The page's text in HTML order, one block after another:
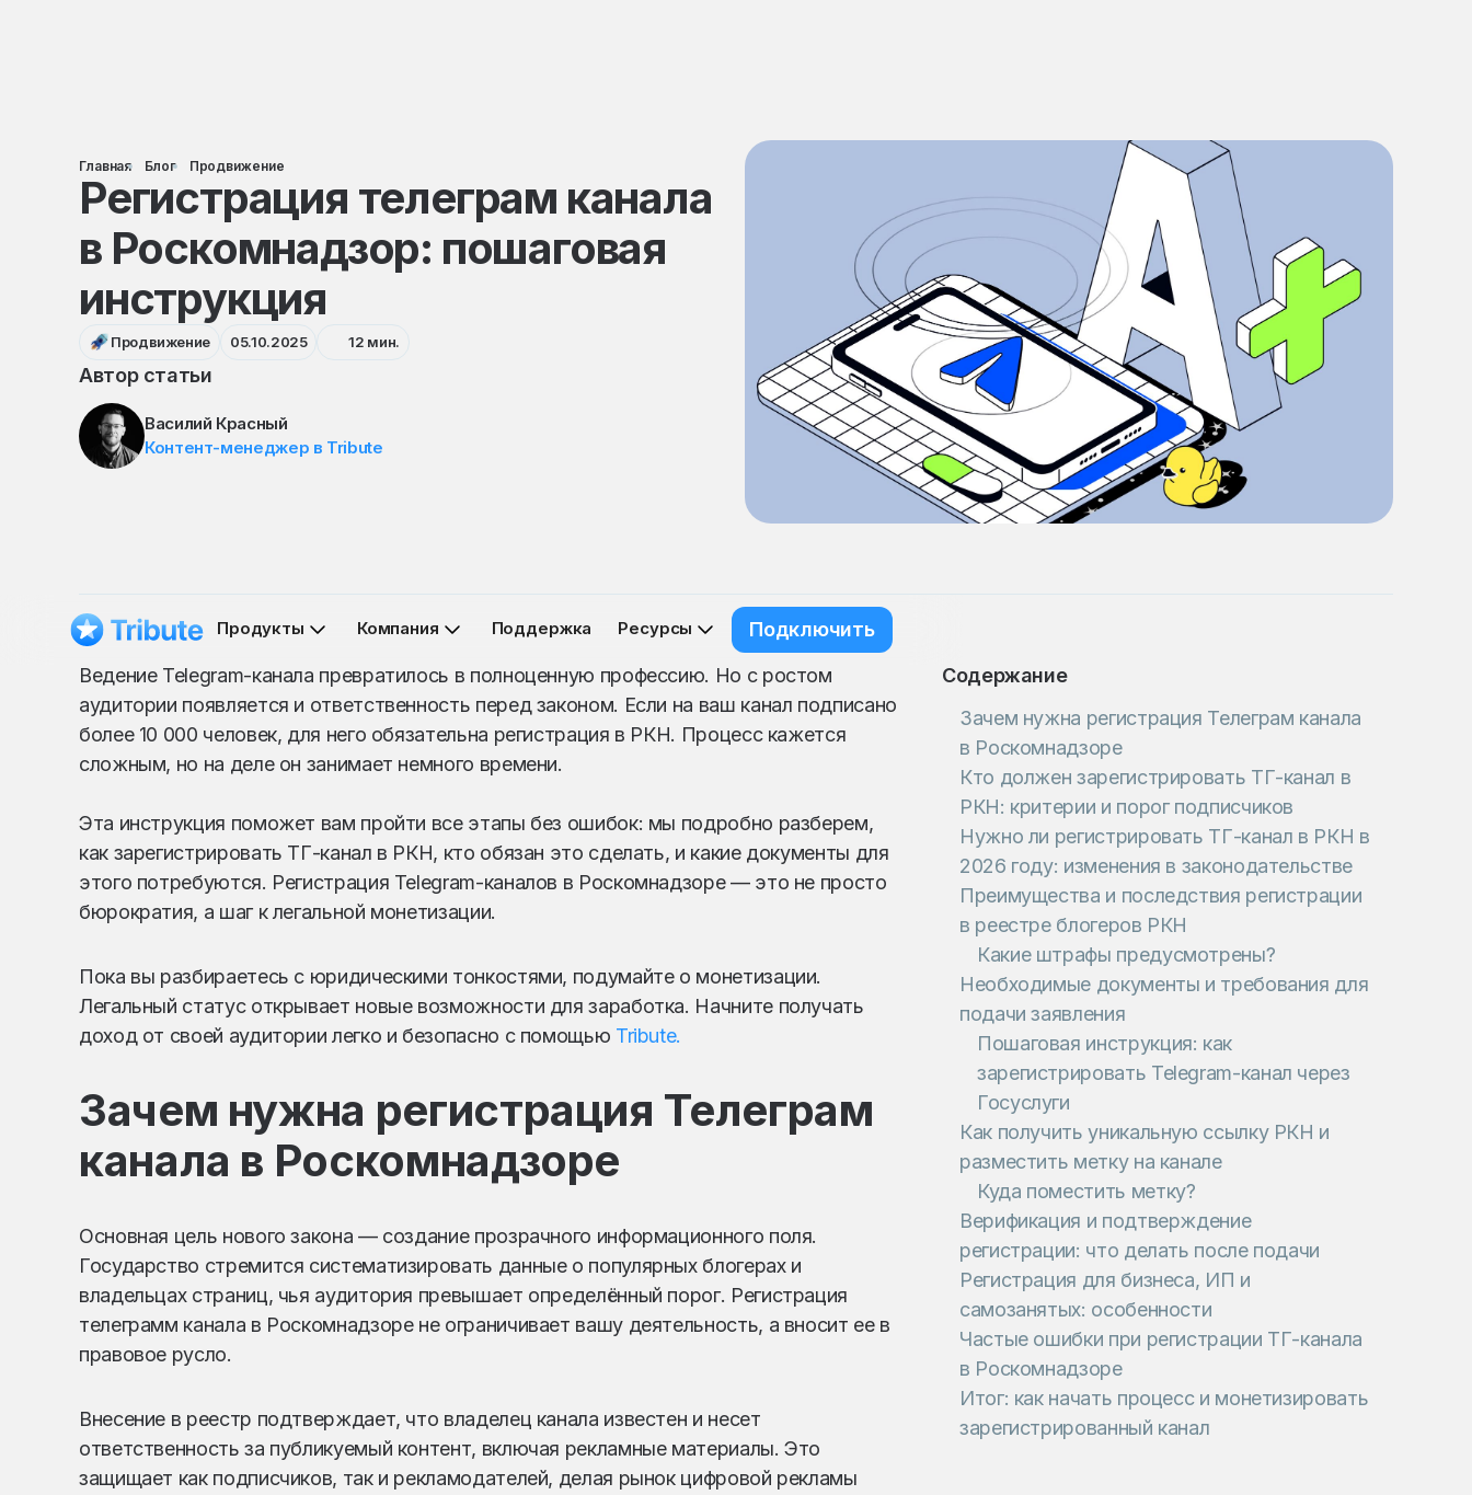
Главная Блог Продвижение
Регистрация телеграм канала
в Роскомнадзор: пошаговая
инструкция
Продвижение 05.10.2025 12 мин.
Автор статьи
Василий Красный
Контент-менеджер в Tribute
Продукты Компания Поддержка Ресурсы
Подключить
Ведение Telegram-канала превратилось в полноценную профессию. Но с ростом
аудитории появляется и ответственность перед законом. Если на ваш канал подписано
более 10 000 человек, для него обязательна регистрация в РКН. Процесс кажется
сложным, но на деле он занимает немного времени.
Эта инструкция поможет вам пройти все этапы без ошибок: мы подробно разберем,
как зарегистрировать ТГ-канал в РКН, кто обязан это сделать, и какие документы для
этого потребуются. Регистрация Telegram-каналов в Роскомнадзоре — это не просто
бюрократия, а шаг к легальной монетизации.
Пока вы разбираетесь с юридическими тонкостями, подумайте о монетизации.
Легальный статус открывает новые возможности для заработка. Начните получать
доход от своей аудитории легко и безопасно с помощью Tribute.
Зачем нужна регистрация Телеграм
канала в Роскомнадзоре
Основная цель нового закона — создание прозрачного информационного поля.
Государство стремится систематизировать данные о популярных блогерах и
владельцах страниц, чья аудитория превышает определённый порог. Регистрация
телеграмм канала в Роскомнадзоре не ограничивает вашу деятельность, а вносит ее в
правовое русло.
Внесение в реестр подтверждает, что владелец канала известен и несет
ответственность за публикуемый контент, включая рекламные материалы. Это
защищает как подписчиков, так и рекламодателей, делая рынок цифровой рекламы
Содержание
Зачем нужна регистрация Телеграм канала
в Роскомнадзоре
Кто должен зарегистрировать ТГ-канал в
РКН: критерии и порог подписчиков
Нужно ли регистрировать ТГ-канал в РКН в
2026 году: изменения в законодательстве
Преимущества и последствия регистрации
в реестре блогеров РКН
Какие штрафы предусмотрены?
Необходимые документы и требования для
подачи заявления
Пошаговая инструкция: как
зарегистрировать Telegram-канал через
Госуслуги
Как получить уникальную ссылку РКН и
разместить метку на канале
Куда поместить метку?
Верификация и подтверждение
регистрации: что делать после подачи
Регистрация для бизнеса, ИП и
самозанятых: особенности
Частые ошибки при регистрации ТГ-канала
в Роскомнадзоре
Итог: как начать процесс и монетизировать
зарегистрированный канал